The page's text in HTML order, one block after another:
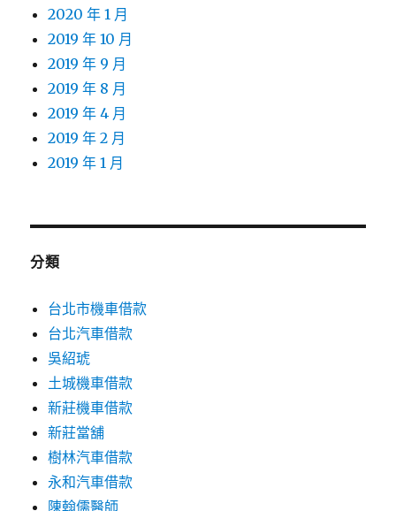
2020 年 1 月
2019 年 10 月
2019 年 9 月
2019 年 8 月
2019 年 4 月
2019 年 2 月
2019 年 1 月
分類
台北市機車借款
台北汽車借款
吳紹琥
土城機車借款
新莊機車借款
新莊當舖
樹林汽車借款
永和汽車借款
陳翰儒醫師